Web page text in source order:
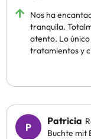
Nos ha
tranquila.
atento. Lo
tratamientos y
Patricia
Buchte mit